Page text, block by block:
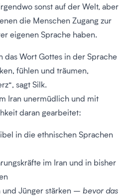
sonst auf der Welt, aber
die Menschen Zugang zur
eigenen Sprache haben.
das Wort Gottes in der Sprache
fühlen und träumen,
sagt Silk.
Iran unermüdlich und mit
daran gearbeitet:
in die ethnischen Sprachen
im Iran und in bisher
und Jünger stärken – bevor das